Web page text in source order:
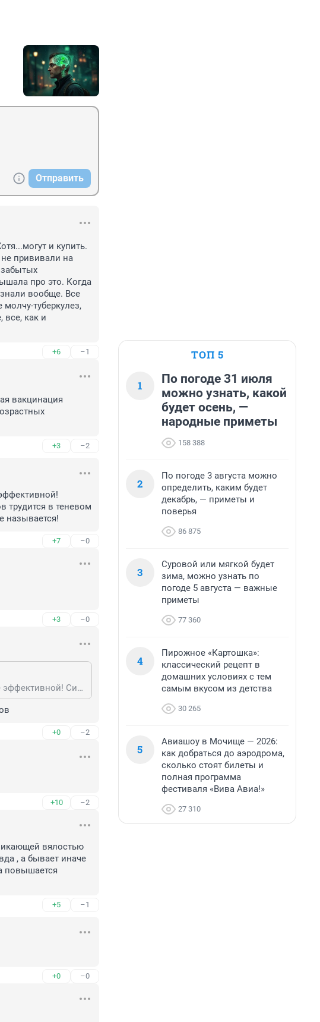
Отправить
и купить.
прививали на
про это. Когда
вообще. Все
туберкулез,
все, как и
+6 –1
вакцинация
+3 –2
трудится в теневом
называется!
+7 –0
+3 –0
Из всего этого следует, что система здравоохранения стала не эффективной! Система Семашко уничтожена, а 90% мигрантов и гастарбайтеров трудится в теневом секторе и профосмотры не проходят! Здравствуй средневековье называется!
+0 –2
+10 –2
вялостью
, а бывает иначе
повышается
+5 –1
+0 –0
ТОП 5
1
По погоде 31 июля
можно узнать, какой
будет осень, —
народные приметы
158 388
2
По погоде 3 августа можно
определить, каким будет
декабрь, — приметы и
поверья
86 875
3
Суровой или мягкой будет
зима, можно узнать по
погоде 5 августа — важные
приметы
77 360
4
Пирожное «Картошка»:
классический рецепт в
домашних условиях с тем
самым вкусом из детства
30 265
5
Авиашоу в Мочище — 2026:
как добраться до аэродрома,
сколько стоят билеты и
полная программа
фестиваля «Вива Авиа!»
27 310